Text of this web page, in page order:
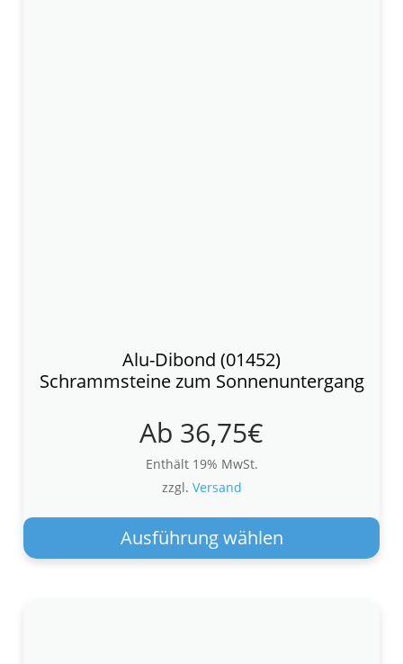
Alu-Dibond (01452)
Schrammsteine zum Sonnenuntergang
Ab 36,75€
Enthält 19% MwSt.
zzgl. Versand
Ausführung wählen